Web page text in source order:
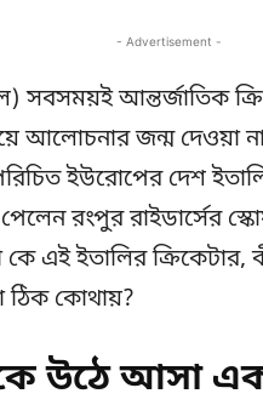
- Advertisement -
সবসময়ই আন্তর্জাতিক
আলোচনার জন্ম দেওয়া
ইউরোপের দেশ
রংপুর রাইডার্সের
এই ইতালির ক্রিকেটার,
ঠিক কোথায়?
উঠে আসা